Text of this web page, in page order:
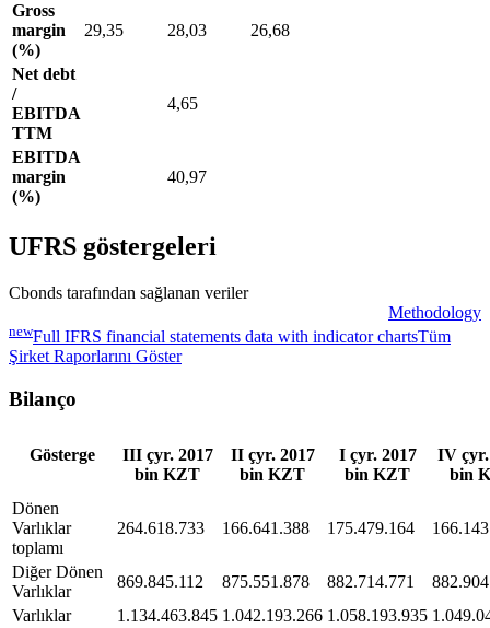
Gross
margin
(%)
29,35 28,03 26,68
Net debt
/
EBITDA
TTM
4,65
EBITDA
margin
(%)
40,97
UFRS göstergeleri
Cbonds tarafından sağlanan veriler
Methodology
newFull IFRS financial statements data with indicator chartsTüm
Şirket Raporlarını Göster
Bilanço
Gösterge
III çyr. 2017
bin KZT
II çyr. 2017
bin KZT
I çyr. 2017
bin KZT
IV çyr.
bin
Dönen
Varlıklar
toplamı
264.618.733 166.641.388 175.479.164
Diğer Dönen
Varlıklar
869.845.112 875.551.878 882.714.771
Varlıklar
1.134.463.845 1.042.193.266 1.058.193.935